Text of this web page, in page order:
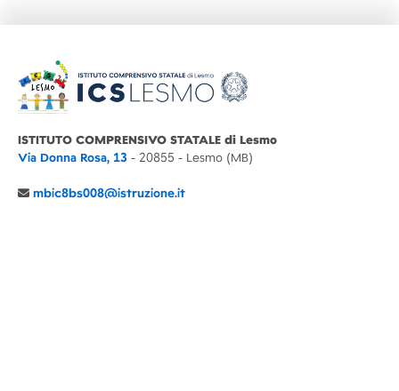
ISTITUTO COMPRENSIVO STATALE di Lesmo
Via Donna Rosa, 13 - 20855 - Lesmo (MB)
mbic8bs008@istruzione.it